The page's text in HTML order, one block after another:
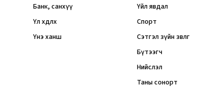
Банк, санхүү
Үл хөдлөх
Үнэ ханш
Үйл явдал
Спорт
Сэтгэл зүйн зөвлөгөө
Бүтээгч
Нийслэл
Таны сонорт